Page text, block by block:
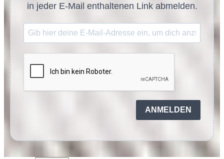
in jeder E-Mail enthaltenen Link abmelden.
ANMELDEN